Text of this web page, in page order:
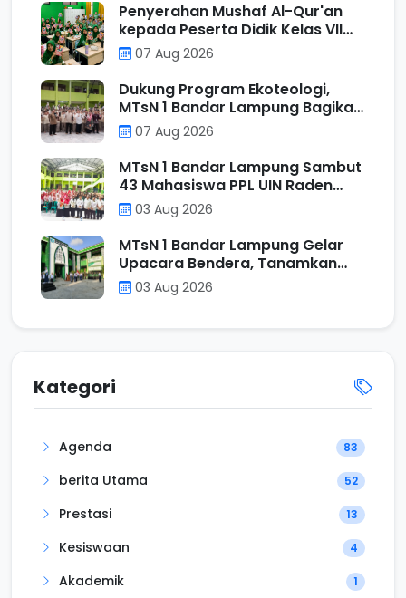
Penyerahan Mushaf Al-Qur'an
kepada Peserta Didik Kelas VII
Program Unggulan MTs N 1
Bandar Lampung sebagai Wujud
Ecotheological Application
dalam Kurikulum Berbasis Cinta
07 Aug 2026
Dukung Program Ekoteologi,
MTsN 1 Bandar Lampung Bagikan
Tumbler kepada Murid Kelas VII
Reguler
07 Aug 2026
MTsN 1 Bandar Lampung Sambut
43 Mahasiswa PPL UIN Raden
Intan Lampung, Perkuat Sinergi
Mencetak Calon Pendidik
Profesional
03 Aug 2026
MTsN 1 Bandar Lampung Gelar
Upacara Bendera, Tanamkan
Nilai Positif Melalui Filosofi
Operasi Penjumlahan
03 Aug 2026
Kategori
Agenda 83
berita Utama 52
Prestasi 13
Kesiswaan 4
Akademik 1